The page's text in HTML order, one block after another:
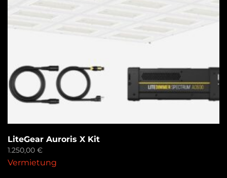
LiteGear Auroris X Kit
1.250,00 €
Vermietung